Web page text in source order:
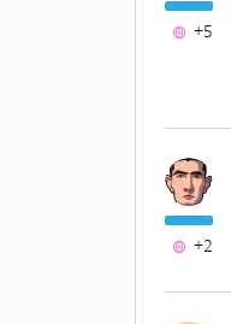
+5
+2